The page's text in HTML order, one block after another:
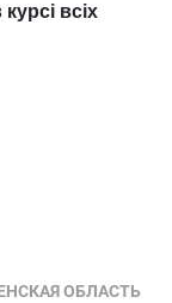
всіх
ОБЛАСТЬ